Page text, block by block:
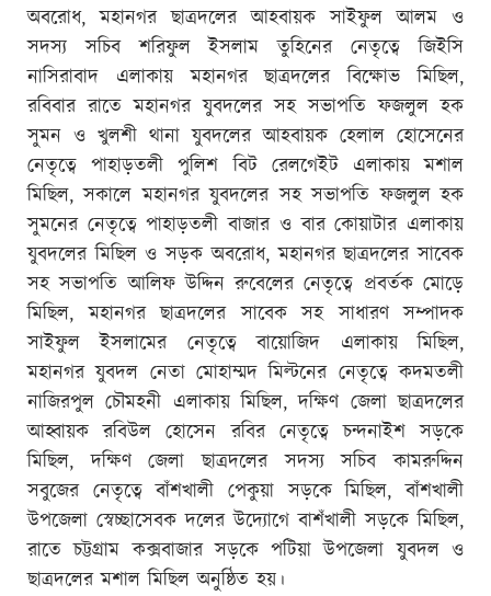
অবরোধ, মহানগর ছাত্রদলের আহবায়ক সাইফুল আলম ও
সদস্য সচিব শরিফুল ইসলাম তুহিনের নেতৃত্বে জিই‌সি
নাসিরাবাদ এলাকায় মহানগর ছাত্রদ‌লের বি‌ক্ষোভ মি‌ছিল,
রবিবার রাতে মহানগর যুবদলের সহ সভাপতি ফজলুল হক
সুমন ও খুলশী থানা যুবদলের আহবায়ক হেলাল হোসেনের
নেতৃত্বে পাহাড়তলী পুলিশ বিট রেলগেইট এলাকায় মশাল
মিছিল, সকালে মহানগর যুবদলের সহ সভাপতি ফজলুল হক
সুমনের নেতৃত্বে পাহাড়তলী বাজার ও বার কোয়াটার এলাকায়
যুবদলের মিছিল ও সড়ক অবরোধ, মহানগর ছাত্রদলের সাবেক
সহ সভাপতি আলিফ উদ্দিন রুবেলের নেতৃত্বে প্রবর্তক মো‌ড়ে
মিছিল, মহানগর ছাত্রদলের সাবেক সহ সাধারণ সম্পাদক
সাইফুল ইসলামের নেতৃত্বে বায়োজিদ এলাকায় মিছিল,
মহানগর যুবদল নেতা মোহাম্মদ মিল্টনের নেতৃত্বে কদমতলী
নাজিরপুল চৌমহনী এলাকায় মিছিল, দক্ষিণ জেলা ছাত্রদলের
আহ্বায়ক রবিউল হোসেন রবির নেতৃত্বে চন্দনাইশ সড়কে
মিছিল, দক্ষিণ জেলা ছাত্রদলের সদস্য সচিব কামরুদ্দিন
সবুজের নেতৃত্বে বাঁশখালী পেকুয়া সড়কে মিছিল, বাঁশখালী
উপজেলা স্বেচ্ছাসেবক দলের উদ্যোগে বাশঁখালী সড়কে মিছিল,
রাতে চট্টগ্রাম কক্সবাজার সড়কে পটিয়া উপজেলা যুবদল ও
ছাত্রদলের মশাল মিছিল অনুষ্ঠিত হয়।